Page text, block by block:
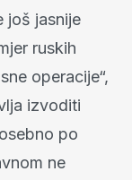
još jasnije
ruskih
operacije“,
izvoditi
po
ne